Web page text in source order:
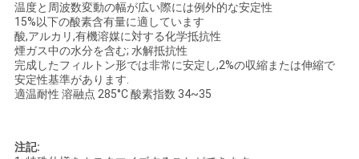
温度と周波数変動の幅が広い際には例外的な安定性
15%以下の酸素含有量に適しています
酸,アルカリ,有機溶媒に対する化学抵抗性
煙ガス中の水分を含む; 水解抵抗性
完成したフィルトン形では非常に安定し,2%の収縮または伸縮で
安定性基準があります.
適温耐性 溶融点 285°C 酸素指数 34~35
注記: